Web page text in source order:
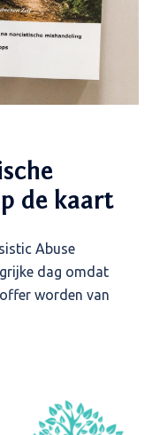
de kaart
Abuse
dag omdat
worden van